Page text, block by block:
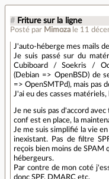
# Friture sur la ligne
Posté par Mimoza le 11
J'auto-héberge mes mails
Je suis passé sur du
Cubiboard / Soekris /
(Debian => OpenBSD) de
=> OpenSMTPd), mais pas
J'ai eu des casses
Je ne suis pas d'accord
conf est en place, la
Je me suis simplifié la vie
inexistant. Pas de filtre
reçois bien moins de SPAM
hébergeurs.
Par contre de mon coté
donc SPF, DMARC etc.